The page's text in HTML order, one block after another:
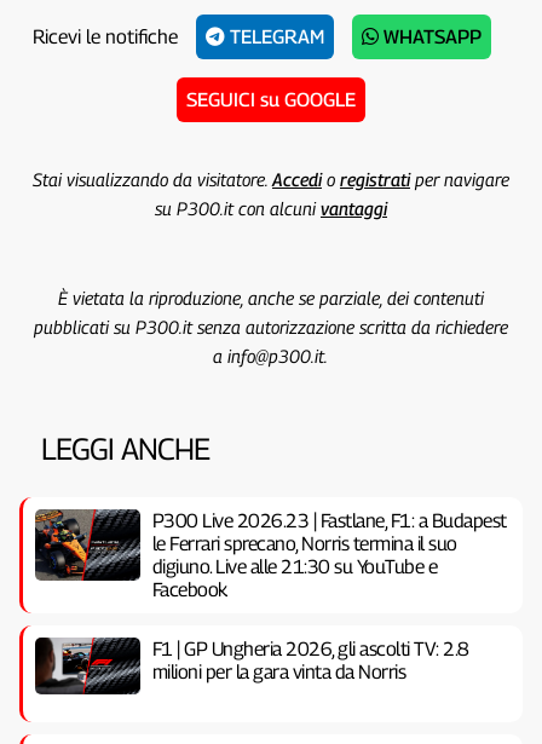
Ricevi le notifiche TELEGRAM WHATSAPP
SEGUICI su GOOGLE
Stai visualizzando da visitatore. Accedio registratiper navigare
su P300.it con alcunivantaggi
È vietata la riproduzione, anche se parziale, dei contenuti
pubblicati su P300.it senza autorizzazione scritta da richiedere
a info@p300.it.
LEGGI ANCHE
P300 Live 2026.23 | Fastlane, F1: a Budapest
le Ferrari sprecano, Norris termina il suo
digiuno. Live alle 21:30 su YouTube e
Facebook
F1 | GP Ungheria 2026, gli ascolti TV: 2.8
milioni per la gara vinta da Norris